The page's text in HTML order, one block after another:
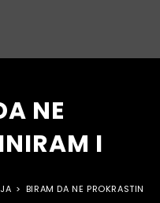
NE
I
> BIRAM DA NE